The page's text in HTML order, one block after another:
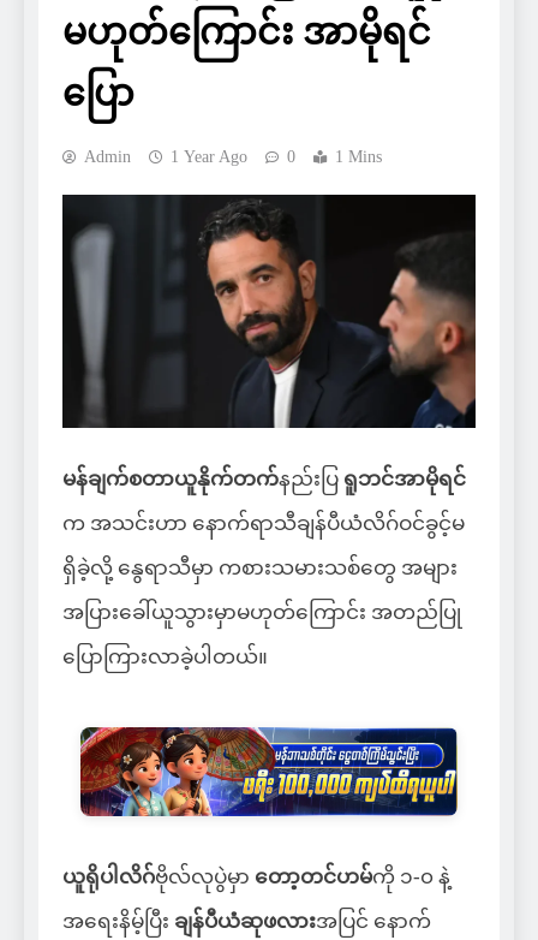
မဟုတ်ကြောင်း အာမိုရင်
ပြော
Admin 1 Year Ago 0 1 Mins
မန်ချက်စတာယူနိုက်တက်နည်းပြ ရူဘင်အာမိုရင်
က အသင်းဟာ နောက်ရာသီချန်ပီယံလိဂ်ဝင်ခွင့်မ
ရှိခဲ့လို့ နွေရာသီမှာ ကစားသမားသစ်တွေ အများ
အပြားခေါ်ယူသွားမှာမဟုတ်ကြောင်း အတည်ပြု
ပြောကြားလာခဲ့ပါတယ်။
ယူရိုပါလိဂ်ဗိုလ်လုပွဲမှာ တော့တင်ဟမ်ကို ၁-၀ နဲ့
အရေးနိမ့်ပြီး ချန်ပီယံဆုဖလားအပြင် နောက်